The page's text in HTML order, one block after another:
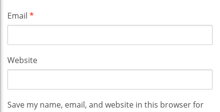
Email *
Website
Save my name, email, and website in this browser for